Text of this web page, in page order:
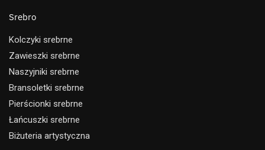
Srebro
Kolczyki srebrne
Zawieszki srebrne
Naszyjniki srebrne
Bransoletki srebrne
Pierścionki srebrne
Łańcuszki srebrne
Biżuteria artystyczna